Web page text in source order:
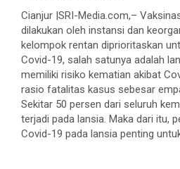
Cianjur |SRI-Media.com,–
dilakukan oleh instansi dan
kelompok rentan diprioritaskan
Covid-19, salah satunya adalah
memiliki risiko kematian akibat
rasio fatalitas kasus sebesar
Sekitar 50 persen dari seluruh
terjadi pada lansia. Maka dari itu,
Covid-19 pada lansia penting